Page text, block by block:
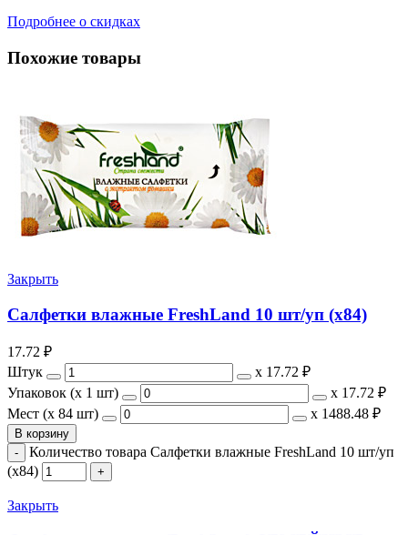
Подробнее о скидках
Похожие товары
Закрыть
Салфетки влажные FreshLand 10 шт/уп (х84)
17.72 ₽
Штук
х 17.72 ₽
Упаковок (x 1 шт)
х 17.72 ₽
Мест (x 84 шт)
х 1488.48 ₽
В корзину
Количество товара Салфетки влажные FreshLand 10 шт/уп
(х84)
Закрыть